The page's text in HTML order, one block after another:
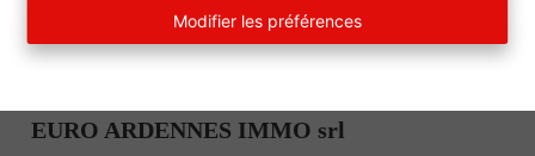
Modifier les préférences
EURO ARDENNES IMMO srl